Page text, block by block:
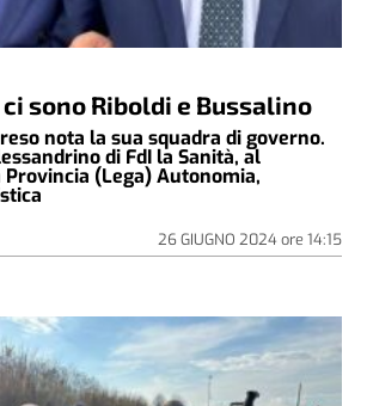
sono Riboldi e Bussalino
nota la sua squadra di governo.
di FdI la Sanità, al
(Lega) Autonomia,
26 GIUGNO 2024ore 14:15